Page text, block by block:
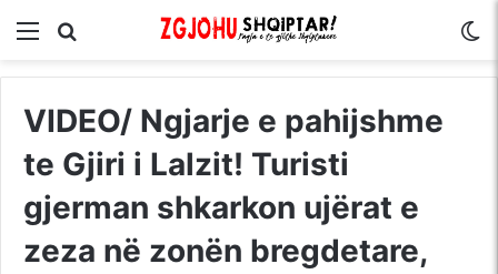
Menu
VIDEO/ Ngjarje e pahijshme
te Gjiri i Lalzit! Turisti
gjerman shkarkon ujërat e
zeza në zonën bregdetare,